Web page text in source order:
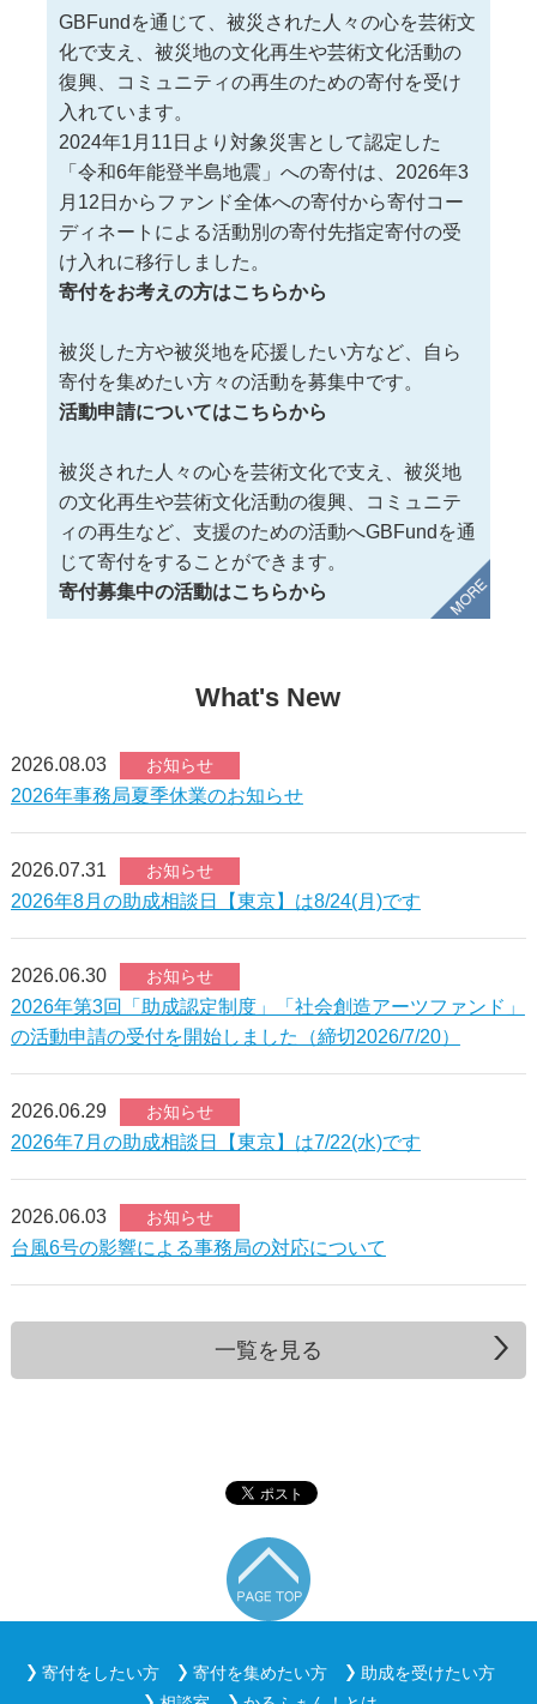
GBFundを通じて、被災された人々の心を芸術文
化で支え、被災地の文化再生や芸術文化活動の
復興、コミュニティの再生のための寄付を受け
入れています。
2024年1月11日より対象災害として認定した
「令和6年能登半島地震」への寄付は、2026年3
月12日からファンド全体への寄付から寄付コー
ディネートによる活動別の寄付先指定寄付の受
け入れに移行しました。
寄付をお考えの方はこちらから
被災した方や被災地を応援したい方など、自ら
寄付を集めたい方々の活動を募集中です。
活動申請についてはこちらから
被災された人々の心を芸術文化で支え、被災地
の文化再生や芸術文化活動の復興、コミュニテ
ィの再生など、支援のための活動へGBFundを通
じて寄付をすることができます。
寄付募集中の活動はこちらから
What's New
2026.08.03 お知らせ
2026年事務局夏季休業のお知らせ
2026.07.31 お知らせ
2026年8月の助成相談日【東京】は8/24(月)です
2026.06.30 お知らせ
2026年第3回「助成認定制度」「社会創造アーツファンド」
の活動申請の受付を開始しました（締切2026/7/20）
2026.06.29 お知らせ
2026年7月の助成相談日【東京】は7/22(水)です
2026.06.03 お知らせ
台風6号の影響による事務局の対応について
一覧を見る
寄付をしたい方 寄付を集めたい方
助成を受けたい方